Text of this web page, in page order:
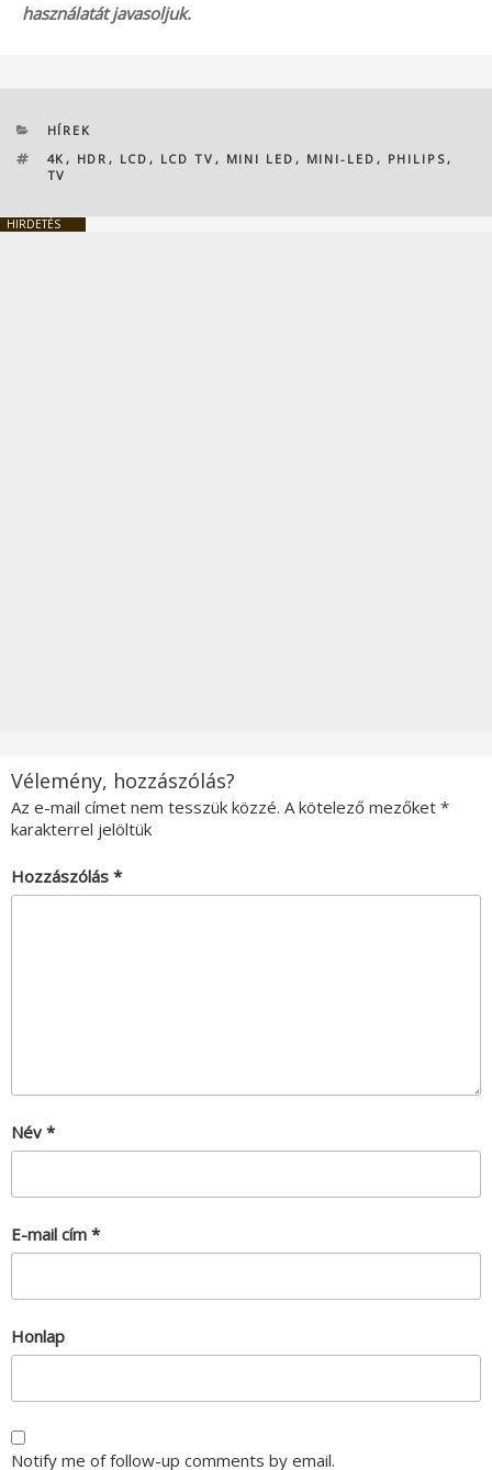
használatát javasoljuk.
KATEGÓRIÁK
HÍREK
CÍMKÉK
4K , HDR , LCD , LCD TV , MINI LED , MINI-LED , PHILIPS ,
TV
HIRDETÉS
Vélemény, hozzászólás?
Az e-mail címet nem tesszük közzé. A kötelező mezőket *
karakterrel jelöltük
Hozzászólás *
Név *
E-mail cím *
Honlap
Notify me of follow-up comments by email.